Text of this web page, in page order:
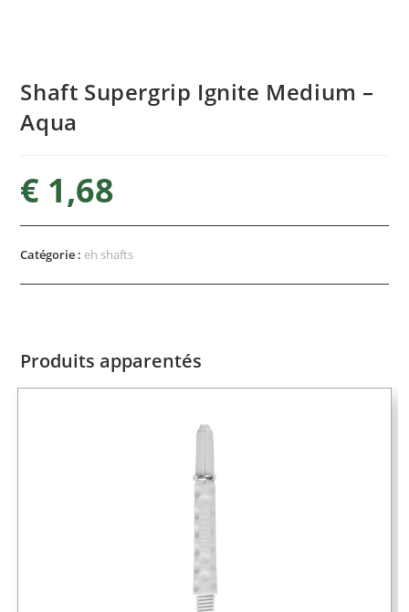
Shaft Supergrip Ignite Medium –
Aqua
€ 1,68
Catégorie : eh shafts
Produits apparentés